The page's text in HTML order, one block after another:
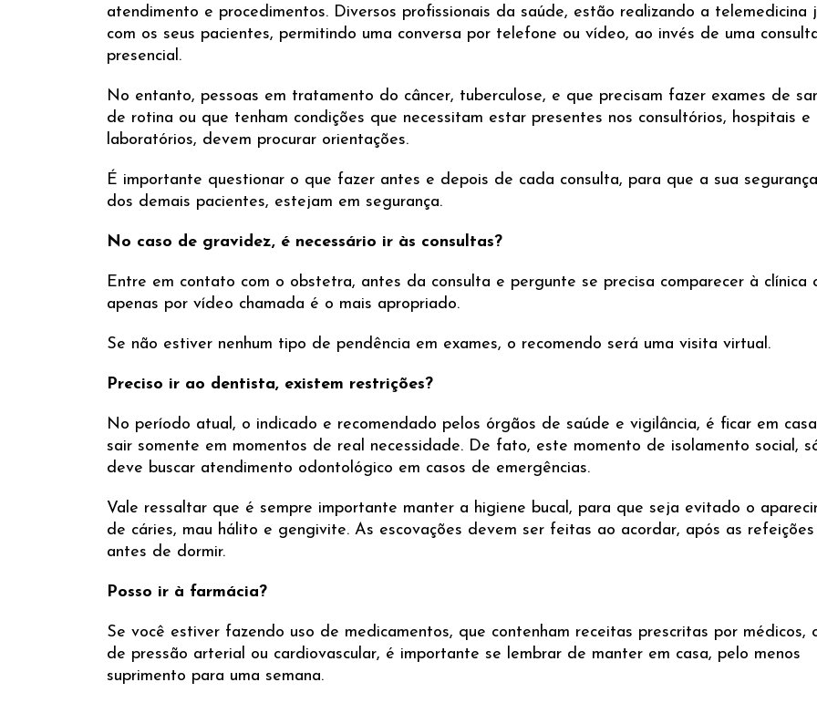
atendimento e procedimentos. Diversos profissionais da saúde, estão realizando a telemedicina
com os seus pacientes, permitindo uma conversa por telefone ou vídeo, ao invés de uma
presencial.
No entanto, pessoas em tratamento do câncer, tuberculose, e que precisam fazer exames de
de rotina ou que tenham condições que necessitam estar presentes nos consultórios, hospitais e
laboratórios, devem procurar orientações.
É importante questionar o que fazer antes e depois de cada consulta, para que a sua
dos demais pacientes, estejam em segurança.
No caso de gravidez, é necessário ir às consultas?
Entre em contato com o obstetra, antes da consulta e pergunte se precisa comparecer à clínica
apenas por vídeo chamada é o mais apropriado.
Se não estiver nenhum tipo de pendência em exames, o recomendo será uma visita virtual.
Preciso ir ao dentista, existem restrições?
No período atual, o indicado e recomendado pelos órgãos de saúde e vigilância, é ficar em
sair somente em momentos de real necessidade. De fato, este momento de isolamento social,
deve buscar atendimento odontológico em casos de emergências.
Vale ressaltar que é sempre importante manter a higiene bucal, para que seja evitado o
de cáries, mau hálito e gengivite. As escovações devem ser feitas ao acordar, após as
antes de dormir.
Posso ir à farmácia?
Se você estiver fazendo uso de medicamentos, que contenham receitas prescritas por médicos,
de pressão arterial ou cardiovascular, é importante se lembrar de manter em casa, pelo menos
suprimento para uma semana.